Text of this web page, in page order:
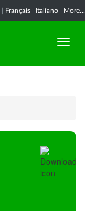
Français Italiano More...